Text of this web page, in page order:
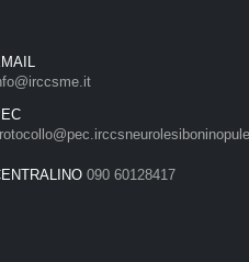
090 60128417